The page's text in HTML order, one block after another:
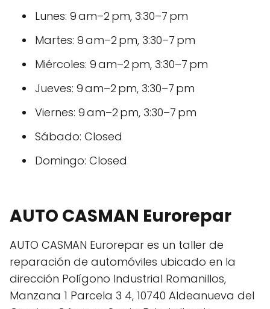
Lunes: 9 am–2 pm, 3:30–7 pm
Martes: 9 am–2 pm, 3:30–7 pm
Miércoles: 9 am–2 pm, 3:30–7 pm
Jueves: 9 am–2 pm, 3:30–7 pm
Viernes: 9 am–2 pm, 3:30–7 pm
Sábado: Closed
Domingo: Closed
AUTO CASMAN Eurorepar
AUTO CASMAN Eurorepar es un taller de
reparación de automóviles ubicado en la
dirección Polígono Industrial Romanillos,
Manzana 1 Parcela 3 4, 10740 Aldeanueva del